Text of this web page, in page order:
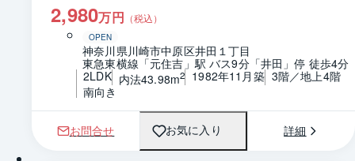
2,980万円 （税込）
OPEN
神奈川県川崎市中原区井田１丁目
東急東横線「元住吉」駅 バス9分「井田」停 徒歩4分
2LDK 内法43.98m2 1982年11月築 3階／地上4階
南向き
お問合せ お気に入り 詳細
1 / 0 間取り